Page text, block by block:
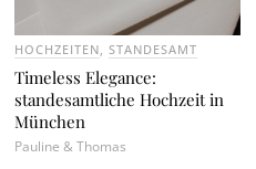
HOCHZEITEN ,STANDESAMT
Timeless Elegance:
standesamtliche Hochzeit in
München
Pauline & Thomas